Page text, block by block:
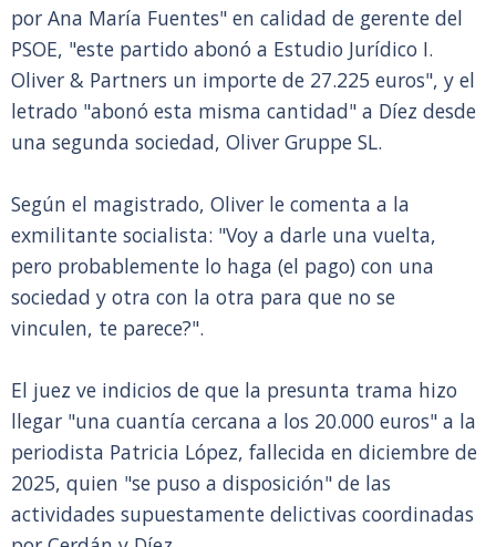
por Ana María Fuentes" en calidad de gerente del
PSOE, "este partido abonó a Estudio Jurídico I.
Oliver & Partners un importe de 27.225 euros", y el
letrado "abonó esta misma cantidad" a Díez desde
una segunda sociedad, Oliver Gruppe SL.
Según el magistrado, Oliver le comenta a la
exmilitante socialista: "Voy a darle una vuelta,
pero probablemente lo haga (el pago) con una
sociedad y otra con la otra para que no se
vinculen, te parece?".
El juez ve indicios de que la presunta trama hizo
llegar "una cuantía cercana a los 20.000 euros" a la
periodista Patricia López, fallecida en diciembre de
2025, quien "se puso a disposición" de las
actividades supuestamente delictivas coordinadas